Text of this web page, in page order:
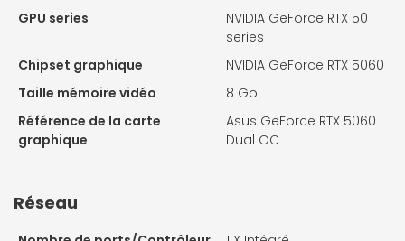
GPU series
NVIDIA GeForce RTX 50
series
Chipset graphique
NVIDIA GeForce RTX 5060
Taille mémoire vidéo
8 Go
Référence de la carte
graphique
Asus GeForce RTX 5060
Dual OC
Réseau